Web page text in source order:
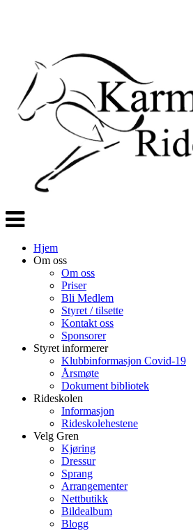
Veksle
navigasjon
Hjem
Om oss
Om oss
Priser
Bli Medlem
Styret / tilsette
Kontakt oss
Sponsorer
Styret informerer
Klubbinformasjon Covid-19
Årsmøte
Dokument bibliotek
Rideskolen
Informasjon
Rideskolehestene
Velg Gren
Kjøring
Dressur
Sprang
Arrangementer
Nettbutikk
Bildealbum
Blogg